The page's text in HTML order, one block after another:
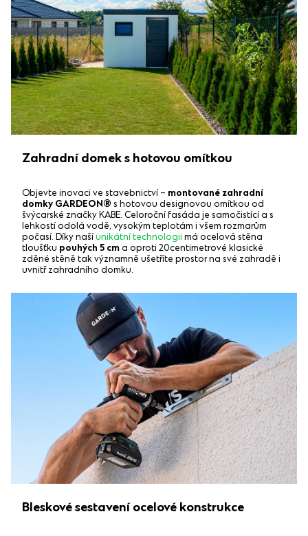
Zahradní domek s hotovou omítkou
Objevte inovaci ve stavebnictví – montované zahradní
domky GARDEON® s hotovou designovou omítkou od
švýcarské značky KABE. Celoroční fasáda je samočistící a s
lehkostí odolá vodě, vysokým teplotám i všem rozmarům
počasí. Díky našíunikátní technologii má ocelová stěna
tloušťku pouhých 5 cma oproti 20centimetrové klasické
zděné stěně tak významně ušetříte prostor na své zahradě i
uvnitř zahradního domku.
Bleskové sestavení ocelové konstrukce